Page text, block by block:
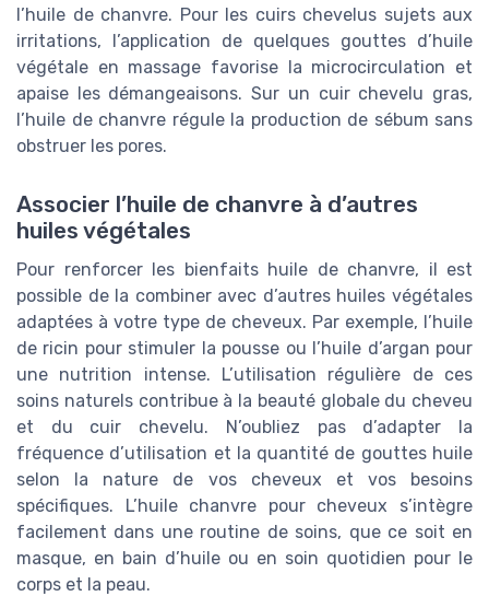
l’huile de chanvre. Pour les cuirs chevelus sujets aux
irritations, l’application de quelques gouttes d’huile
végétale en massage favorise la microcirculation et
apaise les démangeaisons. Sur un cuir chevelu gras,
l’huile de chanvre régule la production de sébum sans
obstruer les pores.
Associer l’huile de chanvre à d’autres
huiles végétales
Pour renforcer les bienfaits huile de chanvre, il est
possible de la combiner avec d’autres huiles végétales
adaptées à votre type de cheveux. Par exemple, l’huile
de ricin pour stimuler la pousse ou l’huile d’argan pour
une nutrition intense. L’utilisation régulière de ces
soins naturels contribue à la beauté globale du cheveu
et du cuir chevelu. N’oubliez pas d’adapter la
fréquence d’utilisation et la quantité de gouttes huile
selon la nature de vos cheveux et vos besoins
spécifiques. L’huile chanvre pour cheveux s’intègre
facilement dans une routine de soins, que ce soit en
masque, en bain d’huile ou en soin quotidien pour le
corps et la peau.